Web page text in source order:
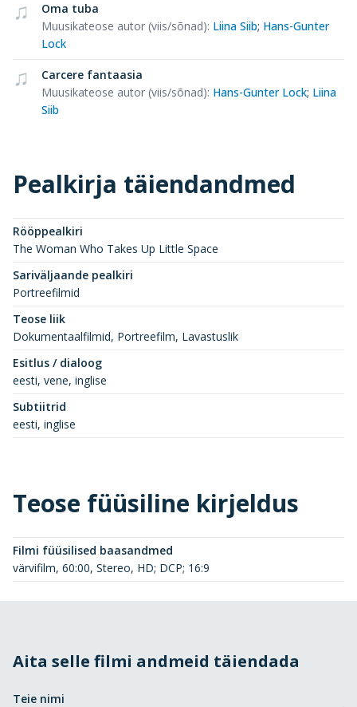
Oma tuba
Muusikateose autor (viis/sõnad): Liina Siib; Hans-Gunter
Lock
Carcere fantaasia
Muusikateose autor (viis/sõnad): Hans-Gunter Lock; Liina
Siib
Pealkirja täiendandmed
Rööppealkiri
The Woman Who Takes Up Little Space
Sariväljaande pealkiri
Portreefilmid
Teose liik
Dokumentaalfilmid, Portreefilm, Lavastuslik
Esitlus / dialoog
eesti, vene, inglise
Subtiitrid
eesti, inglise
Teose füüsiline kirjeldus
Filmi füüsilised baasandmed
värvifilm, 60:00, Stereo, HD; DCP; 16:9
Aita selle filmi andmeid täiendada
Teie nimi